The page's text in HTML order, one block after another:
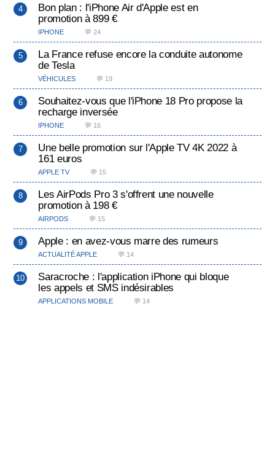
Bon plan : l'iPhone Air d'Apple est en
promotion à 899 €
IPHONE 💬 24
La France refuse encore la conduite autonome
de Tesla
VÉHICULES 💬 19
Souhaitez-vous que l'iPhone 18 Pro propose la
recharge inversée
IPHONE 💬 16
Une belle promotion sur l'Apple TV 4K 2022 à
161 euros
APPLE TV 💬 15
Les AirPods Pro 3 s'offrent une nouvelle
promotion à 198 €
AIRPODS 💬 15
Apple : en avez-vous marre des rumeurs
ACTUALITÉ APPLE 💬 14
Saracroche : l'application iPhone qui bloque
les appels et SMS indésirables
APPLICATIONS MOBILE 💬 14